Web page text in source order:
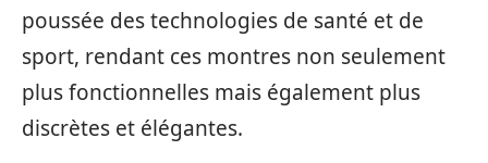
poussée des technologies de santé et de
sport, rendant ces montres non seulement
plus fonctionnelles mais également plus
discrètes et élégantes.